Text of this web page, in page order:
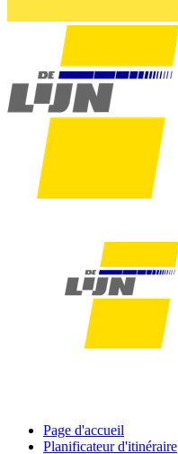
Page d'accueil
Planificateur d'itinéraire